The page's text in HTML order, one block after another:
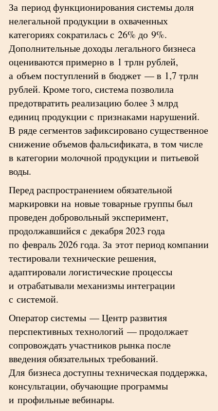
За период функционирования системы доля
нелегальной продукции в охваченных
категориях сократилась с 26% до 9%.
Дополнительные доходы легального бизнеса
оцениваются примерно в 1 трлн рублей,
а объем поступлений в бюджет — в 1,7 трлн
рублей. Кроме того, система позволила
предотвратить реализацию более 3 млрд
единиц продукции с признаками нарушений.
В ряде сегментов зафиксировано существенное
снижение объемов фальсификата, в том числе
в категории молочной продукции и питьевой
воды.
Перед распространением обязательной
маркировки на новые товарные группы был
проведен добровольный эксперимент,
продолжавшийся с декабря 2023 года
по февраль 2026 года. За этот период компании
тестировали технические решения,
адаптировали логистические процессы
и отрабатывали механизмы интеграции
с системой.
Оператор системы — Центр развития
перспективных технологий — продолжает
сопровождать участников рынка после
введения обязательных требований.
Для бизнеса доступны техническая поддержка,
консультации, обучающие программы
и профильные вебинары.